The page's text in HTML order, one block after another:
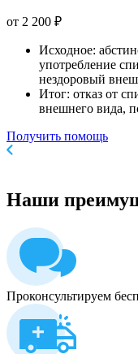
от 2 200 ₽
Исходное:
употребление
нездоровый
Итог: отказ от
внешнего вида,
Получить помощь
Наши
Проконсультируем